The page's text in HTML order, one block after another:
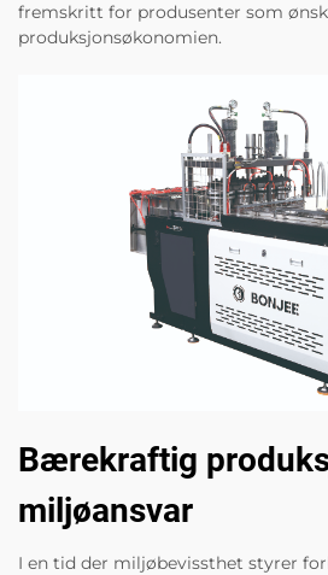
fremskritt for produsenter som
produksjonsøkonomien.
Bærekraftig
miljøansvar
I en tid der miljøbevissthet styrer